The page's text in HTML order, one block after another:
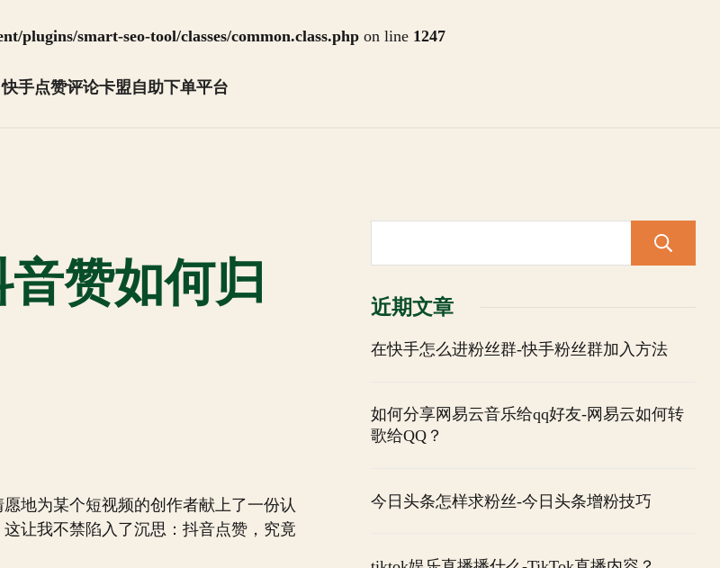
plugins/smart-seo-tool/classes/common.class.php on line 1247
快手点赞评论卡盟自助下单平台
赞如何归
地为某个短视频的创作者献上了一份认
让我不禁陷入了沉思：抖音点赞，究竟
近期文章
在快手怎么进粉丝群-快手粉丝群加入方法
如何分享网易云音乐给qq好友-网易云如何转
歌给QQ？
今日头条怎样求粉丝-今日头条增粉技巧